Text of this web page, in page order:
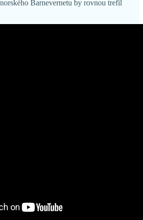
Barnevernetu by rovnou trefil